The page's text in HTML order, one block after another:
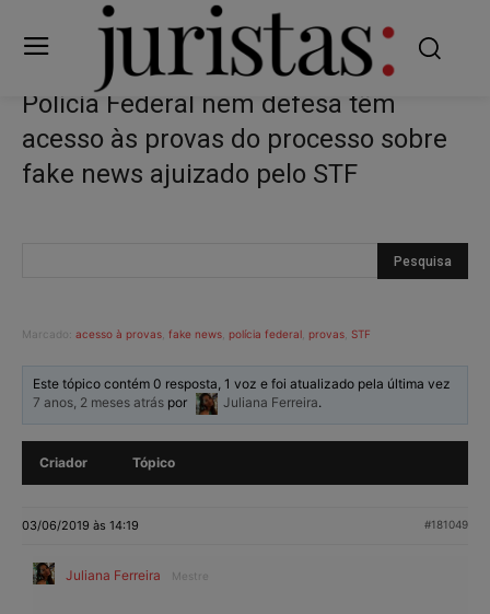
Polícia Federal nem defesa têm
acesso às provas do processo sobre
fake news ajuizado pelo STF
Marcado: acesso à provas fake news polícia federal provas STF
Este tópico contém 0 resposta, 1 voz e foi atualizado pela última vez
7 anos, 2 meses atrás por Juliana Ferreira.
Criador Tópico
03/06/2019 às 14:19 #181049
Juliana Ferreira Mestre